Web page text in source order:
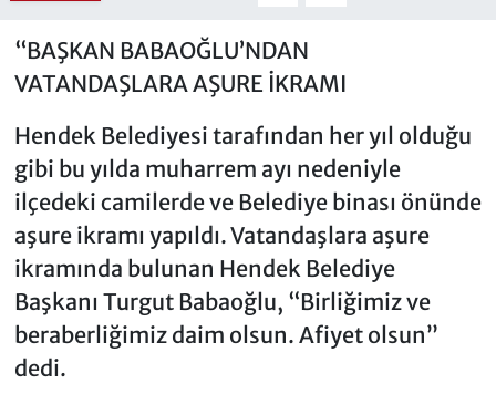
“BAŞKAN BABAOĞLU’NDAN
VATANDAŞLARA AŞURE İKRAMI
Hendek Belediyesi tarafından her yıl olduğu
gibi bu yılda muharrem ayı nedeniyle
ilçedeki camilerde ve Belediye binası önünde
aşure ikramı yapıldı. Vatandaşlara aşure
ikramında bulunan Hendek Belediye
Başkanı Turgut Babaoğlu, “Birliğimiz ve
beraberliğimiz daim olsun. Afiyet olsun”
dedi.